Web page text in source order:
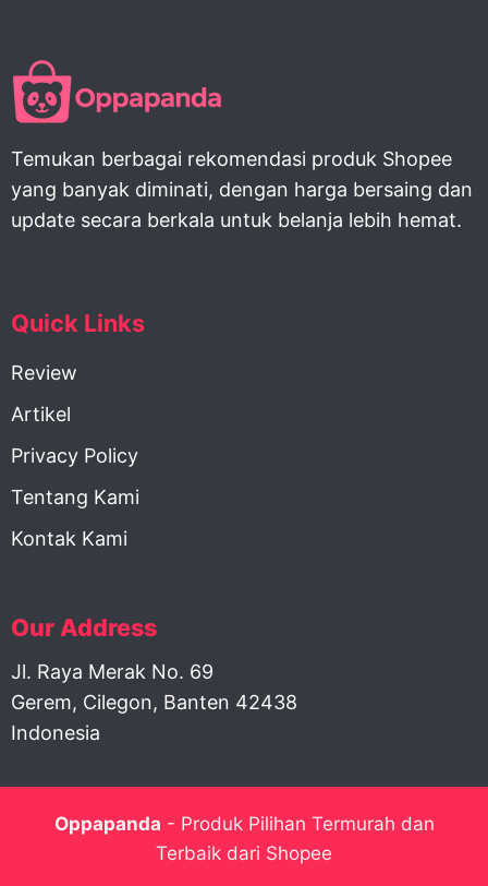
Temukan berbagai rekomendasi produk Shopee
yang banyak diminati, dengan harga bersaing dan
update secara berkala untuk belanja lebih hemat.
Quick Links
Review
Artikel
Privacy Policy
Tentang Kami
Kontak Kami
Our Address
Jl. Raya Merak No. 69
Gerem, Cilegon, Banten 42438
Indonesia
Oppapanda - Produk Pilihan Termurah dan
Terbaik dari Shopee